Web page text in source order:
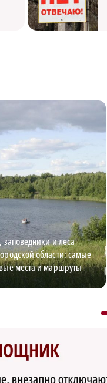
заповедники и леса
области: самые
места и маршруты